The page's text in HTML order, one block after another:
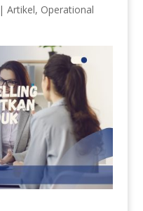
| Artikel, Operational